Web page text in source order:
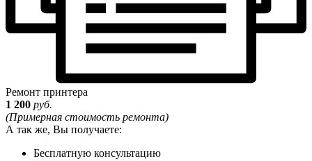
Ремонт принтера
1 200 руб.
(Примерная стоимость ремонта)
А так же, Вы получаете:
Бесплатную консультацию